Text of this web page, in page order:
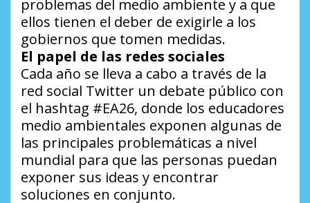
problemas del medio ambiente y a que
ellos tienen el deber de exigirle a los
gobiernos que tomen medidas.
El papel de las redes sociales
Cada año se lleva a cabo a través de la
red social Twitter un debate público con
el hashtag #EA26, donde los educadores
medio ambientales exponen algunas de
las principales problemáticas a nivel
mundial para que las personas puedan
exponer sus ideas y encontrar
soluciones en conjunto.